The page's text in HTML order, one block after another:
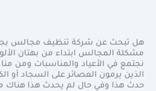
هل تبحث عن شركة تنظيف مجالس
مشكلة المجالس ابتداء من بهتان
نجتمع في الأعياد والمناسبات ومن
الذين يرمون العصائر على السجاد أو
حدث هذا وفي حال لم يحدث هذا هناك